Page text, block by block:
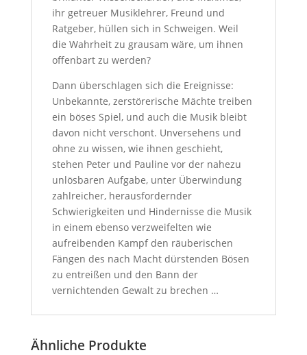
ihr getreuer Musiklehrer, Freund und
Ratgeber, hüllen sich in Schweigen. Weil
die Wahrheit zu grausam wäre, um ihnen
offenbart zu werden?
Dann überschlagen sich die Ereignisse:
Unbekannte, zerstörerische Mächte treiben
ein böses Spiel, und auch die Musik bleibt
davon nicht verschont. Unversehens und
ohne zu wissen, wie ihnen geschieht,
stehen Peter und Pauline vor der nahezu
unlösbaren Aufgabe, unter Überwindung
zahlreicher, herausfordernder
Schwierigkeiten und Hindernisse die Musik
in einem ebenso verzweifelten wie
aufreibenden Kampf den räuberischen
Fängen des nach Macht dürstenden Bösen
zu entreißen und den Bann der
vernichtenden Gewalt zu brechen …
Ähnliche Produkte